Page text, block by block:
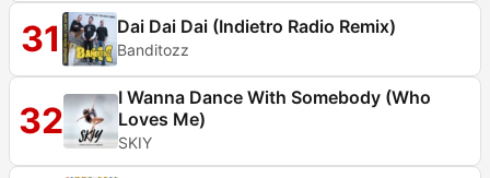
31 Dai Dai Dai (Indietro Radio Remix)
Banditozz
32
I Wanna Dance With Somebody (Who
Loves Me)
SKIY